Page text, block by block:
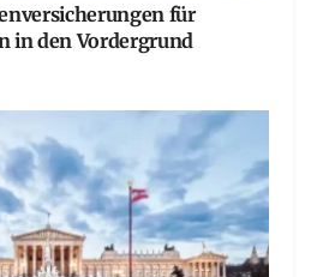
für
in den Vordergrund